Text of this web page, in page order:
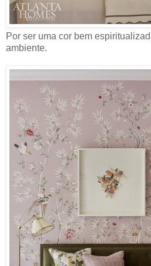
Por ser uma cor bem
ambiente.